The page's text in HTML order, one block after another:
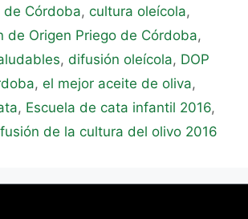
de Córdoba, cultura oleícola,
de Origen Priego de Córdoba,
, difusión oleícola, DOP
, el mejor aceite de oliva,
, Escuela de cata infantil 2016,
de la cultura del olivo 2016